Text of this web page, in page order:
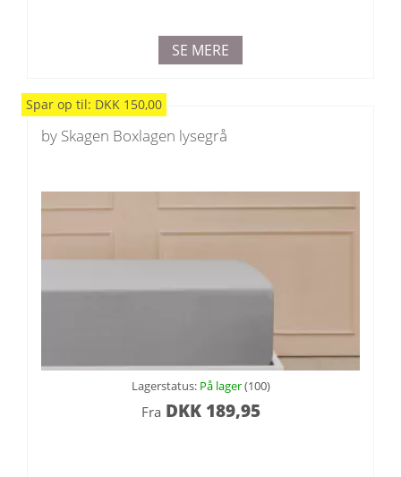
SE MERE
Spar op til: DKK 150,00
by Skagen Boxlagen lysegrå
Lagerstatus: På lager(100)
Fra DKK189,95